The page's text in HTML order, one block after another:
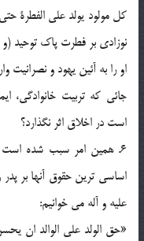
كل مولود يولد علي الفطرة حتي
نوزادي بر فطرت پاك توحيد
او را به آئين يهود و نصرانيت
جائي كه تربيت خانوادگي،
است در اخلاق اثر نگذارد؟
6. همين امر سبب شده است
اساسي ترين حقوق آنها بر
عليه و آله مي خوانيم:
«حق الولد علي الوالد ان